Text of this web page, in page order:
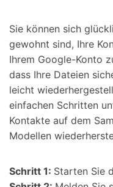
Sie können sich
gewohnt sind, Ihre
Ihrem Google-Konto
dass Ihre Dateien
leicht
einfachen Schritten
Kontakte auf dem
Modellen
Schritt 1: Starten Sie